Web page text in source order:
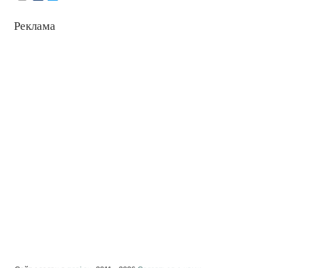
Реклама